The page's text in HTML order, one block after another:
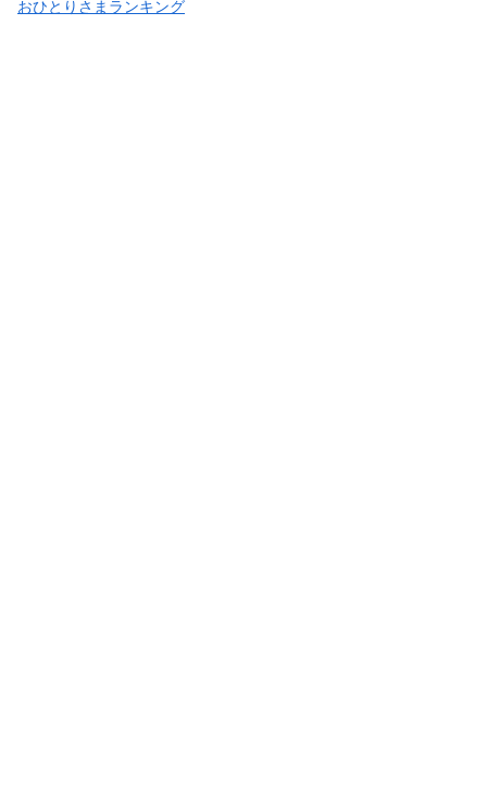
おひとりさまランキング